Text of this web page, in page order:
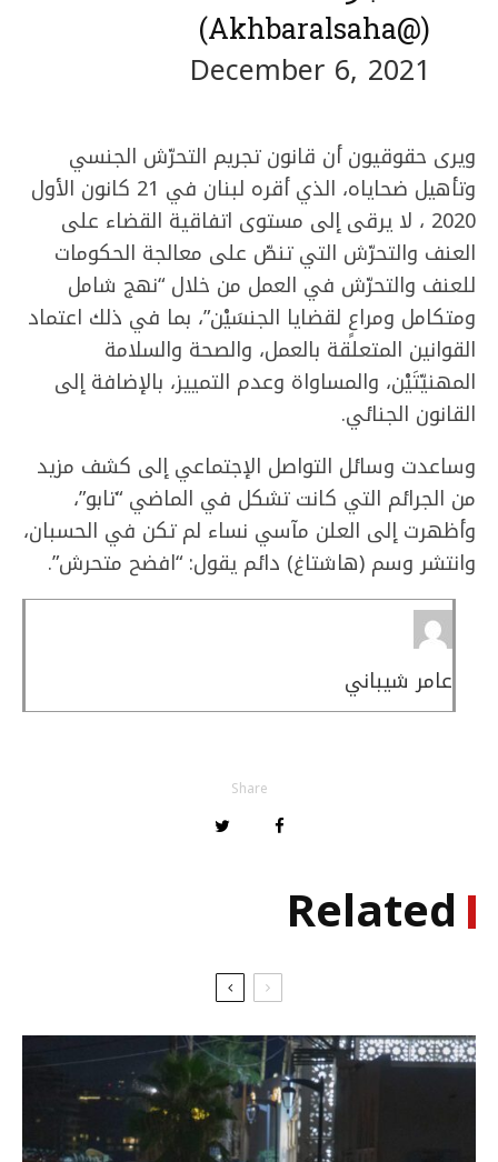
(@Akhbaralsaha)
December 6, 2021
ويرى حقوقيون أن قانون تجريم التحرّش الجنسي
وتأهيل ضحاياه، الذي أقره لبنان في 21 كانون الأول
2020 ، لا يرقى إلى مستوى اتفاقية القضاء على
العنف والتحرّش التي تنصّ على معالجة الحكومات
للعنف والتحرّش في العمل من خلال “نهج شامل
ومتكامل ومراعٍ لقضايا الجنسَيْن”، بما في ذلك اعتماد
القوانين المتعلقة بالعمل، والصحة والسلامة
المهنيّتَيْن، والمساواة وعدم التمييز، بالإضافة إلى
القانون الجنائي.
وساعدت وسائل التواصل الإجتماعي إلى كشف مزيد
من الجرائم التي كانت تشكل في الماضي “تابو”،
وأظهرت إلى العلن مآسي نساء لم تكن في الحسبان،
وانتشر وسم (هاشتاغ) دائم يقول: “افضح متحرش”.
عامر شيباني
Share
Related